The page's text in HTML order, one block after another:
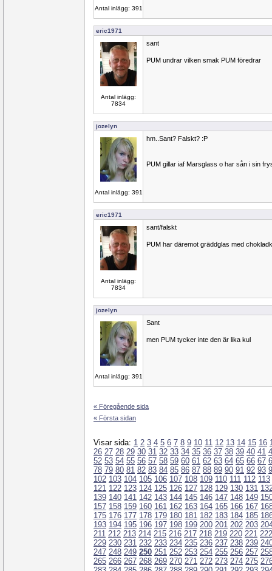
Antal inlägg: 391
eric1971
Antal inlägg:
7834
sant
PUM undrar vilken smak PUM föredrar
jozelyn
Antal inlägg: 391
hm..Sant? Falskt? :P
PUM gillar iaf Marsglass o har sån i sin
eric1971
Antal inlägg:
7834
sant/falskt
PUM har däremot gräddglas med
jozelyn
Antal inlägg: 391
Sant
men PUM tycker inte den är lika kul
« Föregående sida
« Första sidan
Visar sida: 1 2 3 4 5 6 7 8 9 10 11 12 13 14 15 16
26 27 28 29 30 31 32 33 34 35 36 37 38 39 40 41
52 53 54 55 56 57 58 59 60 61 62 63 64 65 66 67
78 79 80 81 82 83 84 85 86 87 88 89 90 91 92 93
102 103 104 105 106 107 108 109 110 111 112 113
121 122 123 124 125 126 127 128 129 130 131
139 140 141 142 143 144 145 146 147 148 149
157 158 159 160 161 162 163 164 165 166 167
175 176 177 178 179 180 181 182 183 184 185
193 194 195 196 197 198 199 200 201 202 203
211 212 213 214 215 216 217 218 219 220 221 222
229 230 231 232 233 234 235 236 237 238 239
247 248 249 250 251 252 253 254 255 256 257
265 266 267 268 269 270 271 272 273 274 275